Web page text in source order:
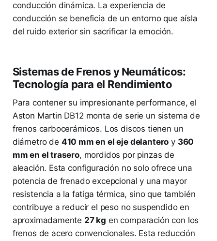
conducción dinámica. La experiencia de
conducción se beneficia de un entorno que aísla
del ruido exterior sin sacrificar la emoción.
Sistemas de Frenos y Neumáticos:
Tecnología para el Rendimiento
Para contener su impresionante performance, el
Aston Martin DB12 monta de serie un sistema de
frenos carbocerámicos. Los discos tienen un
diámetro de 410 mm en el eje delantero y 360
mm en el trasero, mordidos por pinzas de
aleación. Esta configuración no solo ofrece una
potencia de frenado excepcional y una mayor
resistencia a la fatiga térmica, sino que también
contribuye a reducir el peso no suspendido en
aproximadamente 27 kg en comparación con los
frenos de acero convencionales. Esta reducción